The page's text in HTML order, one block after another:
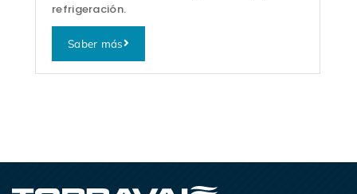
refrigeración.
Saber más